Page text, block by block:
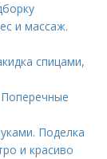
и массаж.
спицами,
Поделка
и красиво